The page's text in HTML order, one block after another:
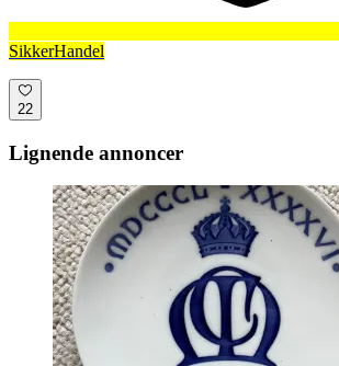
SikkerHandel
22
Lignende annoncer